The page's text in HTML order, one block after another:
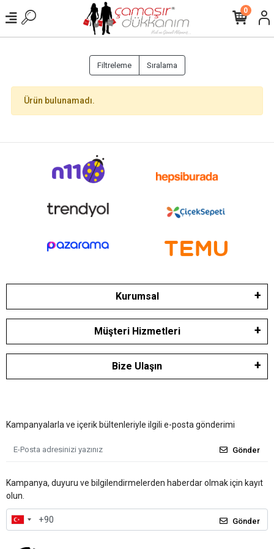
0
Filtreleme Sıralama
Ürün bulunamadı.
Kurumsal
Müşteri Hizmetleri
Bize Ulaşın
Kampanyalarla ve içerik bültenleriyle ilgili e-posta gönderimi
Gönder
Kampanya, duyuru ve bilgilendirmelerden haberdar olmak için kayıt
olun.
Gönder